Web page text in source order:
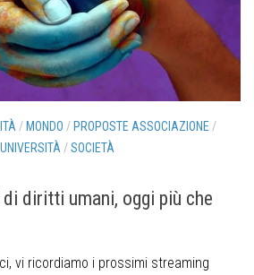
/ MONDO / PROPOSTE ASSOCIAZIONE /
/SOCIETÀ
diritti umani, oggi più che
vi ricordiamo i prossimi streaming